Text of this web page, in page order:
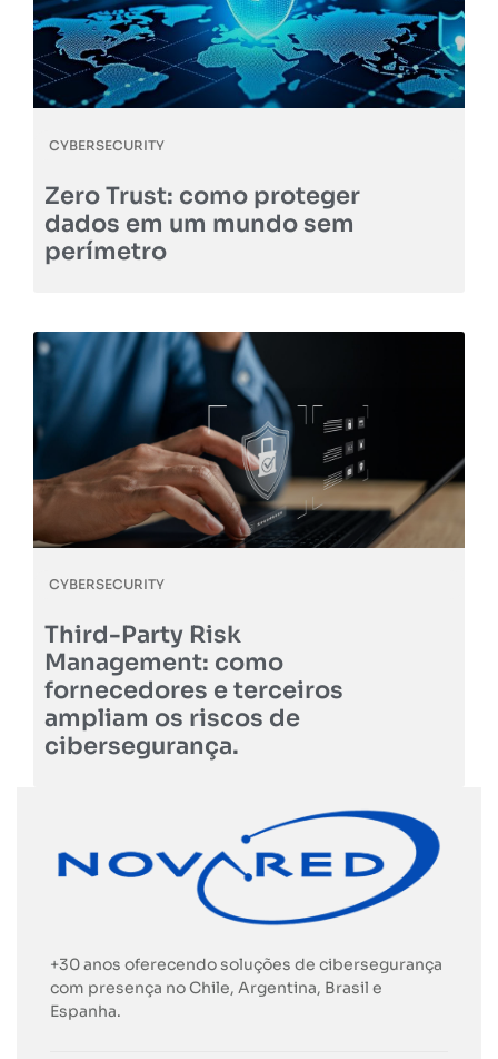
CYBERSECURITY
Zero Trust: como proteger
dados em um mundo sem
perímetro
CYBERSECURITY
Third-Party Risk
Management: como
fornecedores e terceiros
ampliam os riscos de
cibersegurança.
+30 anos oferecendo soluções de cibersegurança
com presença no Chile, Argentina, Brasil e
Espanha.